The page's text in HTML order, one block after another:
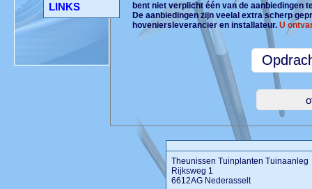
LINKS
bent niet verplicht één van de aanbiedingen
De aanbiedingen zijn veelal extra scherp
hoveniersleverancier en installateur.U
Theunissen Tuinplanten Tuinaanleg
Rijksweg 1
6612AG Nederasselt